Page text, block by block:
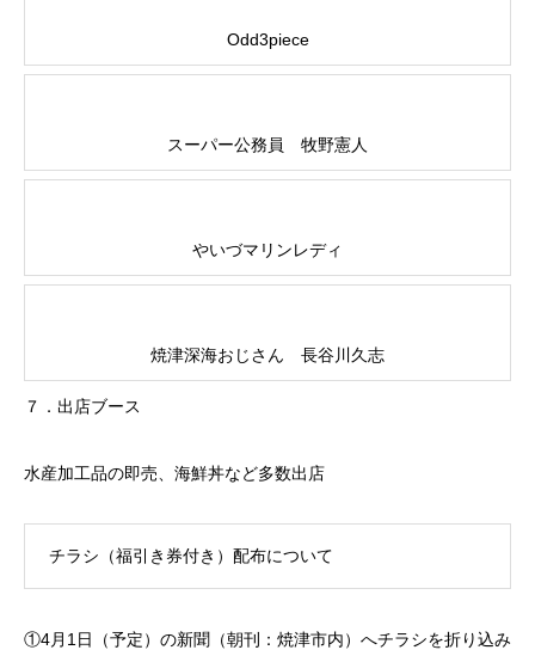
Odd3piece
スーパー公務員 牧野憲人
やいづマリンレディ
焼津深海おじさん 長谷川久志
７．出店ブース
水産加工品の即売、海鮮丼など多数出店
チラシ（福引き券付き）配布について
①4月1日（予定）の新聞（朝刊：焼津市内）へチラシを折り込み